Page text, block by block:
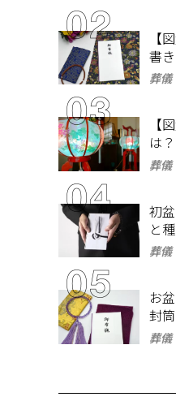
【
書
ナ
葬儀
【
は
ご
葬儀
初
と
方
葬儀
お
封
方
葬儀